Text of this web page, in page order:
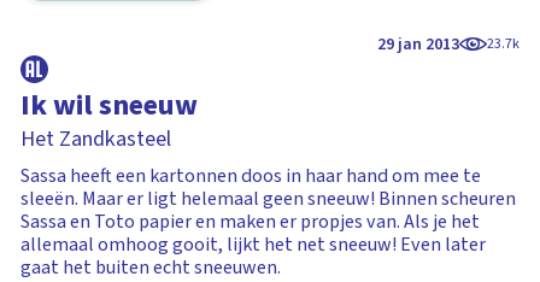
29 jan 2013 23.7k
Ik wil sneeuw
Het Zandkasteel
Sassa heeft een kartonnen doos in haar hand om mee te
sleeën. Maar er ligt helemaal geen sneeuw! Binnen scheuren
Sassa en Toto papier en maken er propjes van. Als je het
allemaal omhoog gooit, lijkt het net sneeuw! Even later
gaat het buiten echt sneeuwen.